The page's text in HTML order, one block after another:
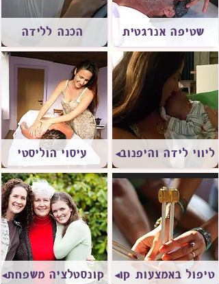
שטיפה אנרגטית
ליווי לידה והיפנוברת'ינג
טיפול באמצעות קולנים
הכנה ללידה
עיסוי הוליסטי
קונסטלציה משפחתית